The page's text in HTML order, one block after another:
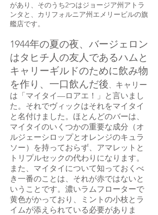
があり、そのうち2つはジョージア州アトラ
ンタと、カリフォルニア州エメリービルの旗
艦店です。
1944年の夏の夜、バージェロン
はタヒチ人の友人であるハムと
キャリーギルドのために飲み物
を作り、一口飲んだ後、 キャリー
は「マイタイ—ロアエ！」と言いまし
た。それでヴィックはそれをマイタイ
と名付けました。ほとんどのバーは、
マイタイのいくつかの重要な成分（オ
ルジェーシロップとオレンジのキュラ
ソー）を持っておらず、アマレットと
トリプルセックの代わりになります。
また、マイタイについて知っておくべ
き一番のことは、それが赤ではないと
いうことです。濃いラムフローターで
黄色がかっており、ミントの小枝とラ
イムが添えられている必要がありま